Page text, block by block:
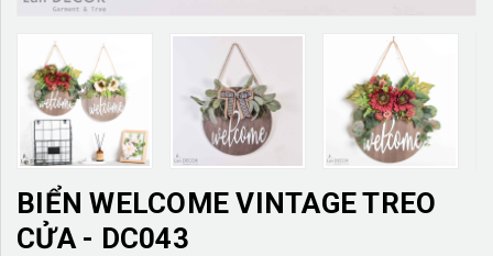
TƯ VẤN
BIỂN WELCOME VINTAGE TREO
CỬA - DC043